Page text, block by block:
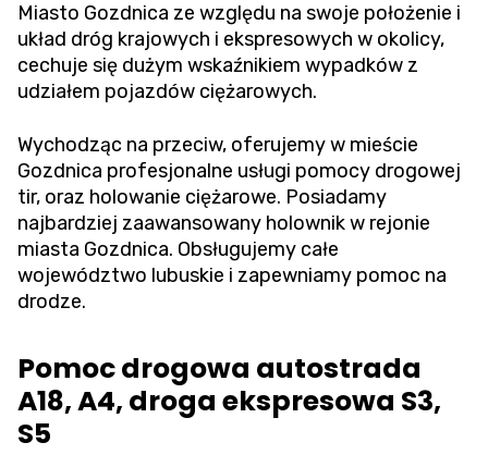
Miasto Gozdnica ze względu na swoje położenie i
układ dróg krajowych i ekspresowych w okolicy,
cechuje się dużym wskaźnikiem wypadków z
udziałem pojazdów ciężarowych.
Wychodząc na przeciw, oferujemy w mieście
Gozdnica profesjonalne usługi pomocy drogowej
tir, oraz holowanie ciężarowe. Posiadamy
najbardziej zaawansowany holownik w rejonie
miasta Gozdnica. Obsługujemy całe
województwo lubuskie i zapewniamy pomoc na
drodze.
Pomoc drogowa autostrada
A18, A4, droga ekspresowa S3,
S5